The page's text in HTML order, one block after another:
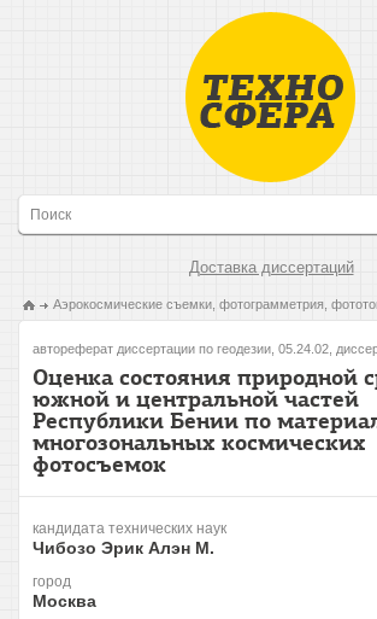
Доставка диссертаций
Аэрокосмические съемки, фотограмметрия,
автореферат диссертации по геодезии, 05.24.02,
Оценка состояния природной
южной и центральной частей
Республики Бении по
многозональных космических
фотосъемок
кандидата технических наук
Чибозо Эрик Алэн М.
город
Москва